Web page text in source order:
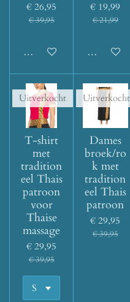
€ 26,95
€ 39,95
Houd mij op de hoogte
€ 19,99
€ 21,99
Houd mij
Uitverkocht
T-shirt
met
tradition
eel Thais
patroon
voor
Thaise
massage
€ 29,95
€ 39,95
Uitverkocht
Dames
broek/ro
k met
tradition
eel Thais
patroon
€ 29,95
€ 39,95